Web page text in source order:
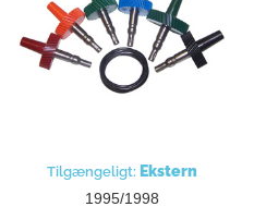
Tilgængeligt: Ekstern
1995/1998